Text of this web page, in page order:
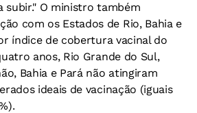
subir." O ministro também
com os Estados de Rio, Bahia e
índice de cobertura vacinal do
anos, Rio Grande do Sul,
Bahia e Pará não atingiram
ideais de vacinação (iguais